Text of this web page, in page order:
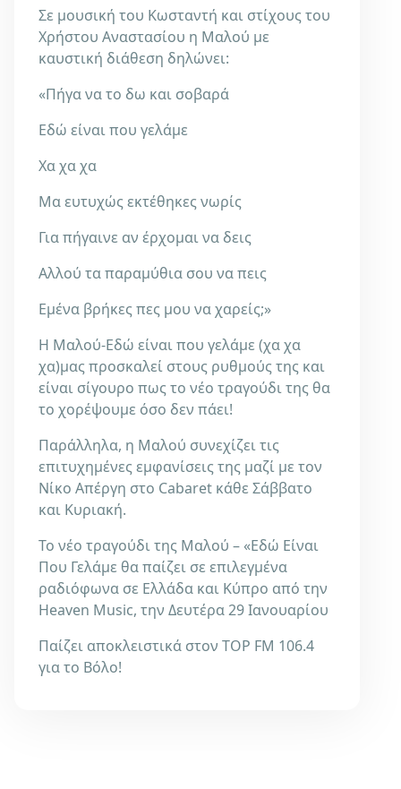
Σε μουσική του Κωσταντή και στίχους του
Χρήστου Αναστασίου η Μαλού με
καυστική διάθεση δηλώνει:
«Πήγα να το δω και σοβαρά
Εδώ είναι που γελάμε
Χα χα χα
Μα ευτυχώς εκτέθηκες νωρίς
Για πήγαινε αν έρχομαι να δεις
Αλλού τα παραμύθια σου να πεις
Εμένα βρήκες πες μου να χαρείς;»
Η Μαλού-Εδώ είναι που γελάμε (χα χα
χα)μας προσκαλεί στους ρυθμούς της και
είναι σίγουρο πως το νέο τραγούδι της θα
το χορέψουμε όσο δεν πάει!
Παράλληλα, η Μαλού συνεχίζει τις
επιτυχημένες εμφανίσεις της μαζί με τον
Νίκο Απέργη στο Cabaret κάθε Σάββατο
και Κυριακή.
Το νέο τραγούδι της Μαλού – «Εδώ Είναι
Που Γελάμε θα παίζει σε επιλεγμένα
ραδιόφωνα σε Ελλάδα και Κύπρο από την
Heaven Music, την Δευτέρα 29 Ιανουαρίου
Παίζει αποκλειστικά στον TOP FM 106.4
για το Βόλο!